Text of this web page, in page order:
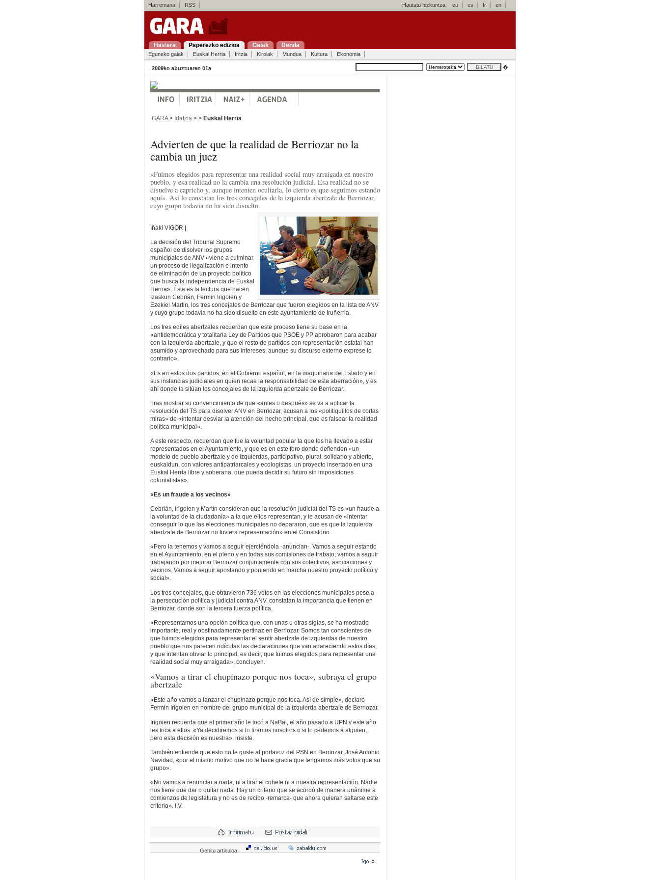
Harremana RSS Hautatu hizkuntza: eu es fr en
Hasiera Paperezko edizioa Gaiak Denda
Eguneko gaiak Euskal Herria Iritzia Kirolak Mundua Kultura Ekonomia
2009ko abuztuaren 01a �
GARA> Idatzia > > Euskal Herria
Advierten de que la realidad de Berriozar no la
cambia un juez
«Fuimos elegidos para representar una realidad social muy arraigada en nuestro
pueblo, y esa realidad no la cambia una resolución judicial. Esa realidad no se
disuelve a capricho y, aunque intenten ocultarla, lo cierto es que seguimos estando
aquí». Así lo constatan los tres concejales de la izquierda abertzale de Berriozar,
cuyo grupo todavía no ha sido disuelto.
Iñaki VIGOR |
La decisión del Tribunal Supremo
español de disolver los grupos
municipales de ANV «viene a culminar
un proceso de ilegalización e intento
de eliminación de un proyecto político
que busca la independencia de Euskal
Herria». Ésta es la lectura que hacen
Izaskun Cebrián, Fermin Irigoien y
Ezekiel Martin, los tres concejales de Berriozar que fueron elegidos en la lista de ANV
y cuyo grupo todavía no ha sido disuelto en este ayuntamiento de Iruñerria.
Los tres ediles abertzales recuerdan que este proceso tiene su base en la
«antidemocrática y totalitaria Ley de Partidos que PSOE y PP aprobaron para acabar
con la izquierda abertzale, y que el resto de partidos con representación estatal han
asumido y aprovechado para sus intereses, aunque su discurso externo exprese lo
contrario».
«Es en estos dos partidos, en el Gobierno español, en la maquinaria del Estado y en
sus instancias judiciales en quien recae la responsabilidad de esta aberración», y es
ahí donde la sitúan los concejales de la izquierda abertzale de Berriozar.
Tras mostrar su convencimiento de que «antes o después» se va a aplicar la
resolución del TS para disolver ANV en Berriozar, acusan a los «politiquillos de cortas
miras» de «intentar desviar la atención del hecho principal, que es falsear la realidad
política municipal».
A este respecto, recuerdan que fue la voluntad popular la que les ha llevado a estar
representados en el Ayuntamiento, y que es en este foro donde defienden «un
modelo de pueblo abertzale y de izquierdas, participativo, plural, solidario y abierto,
euskaldun, con valores antipatriarcales y ecologistas, un proyecto insertado en una
Euskal Herria libre y soberana, que pueda decidir su futuro sin imposiciones
colonialistas».
«Es un fraude a los vecinos»
Cebrián, Irigoien y Martin consideran que la resolución judicial del TS es «un fraude a
la voluntad de la ciudadanía» a la que ellos representan, y le acusan de «intentar
conseguir lo que las elecciones municipales no depararon, que es que la izquierda
abertzale de Berriozar no tuviera representación» en el Consistorio.
«Pero la tenemos y vamos a seguir ejerciéndola -anuncian-. Vamos a seguir estando
en el Ayuntamiento, en el pleno y en todas sus comisiones de trabajo; vamos a seguir
trabajando por mejorar Berriozar conjuntamente con sus colectivos, asociaciones y
vecinos. Vamos a seguir apostando y poniendo en marcha nuestro proyecto político y
social».
Los tres concejales, que obtuvieron 736 votos en las elecciones municipales pese a
la persecución política y judicial contra ANV, constatan la importancia que tienen en
Berriozar, donde son la tercera fuerza política.
«Representamos una opción política que, con unas u otras siglas, se ha mostrado
importante, real y obstinadamente pertinaz en Berriozar. Somos tan conscientes de
que fuimos elegidos para representar el sentir abertzale de izquierdas de nuestro
pueblo que nos parecen ridículas las declaraciones que van apareciendo estos días,
y que intentan obviar lo principal, es decir, que fuimos elegidos para representar una
realidad social muy arraigada», concluyen.
«Vamos a tirar el chupinazo porque nos toca», subraya el grupo
abertzale
«Este año vamos a lanzar el chupinazo porque nos toca. Así de simple», declaró
Fermin Irigoien en nombre del grupo municipal de la izquierda abertzale de Berriozar.
Irigoien recuerda que el primer año le tocó a NaBai, el año pasado a UPN y este año
les toca a ellos. «Ya decidiremos si lo tiramos nosotros o si lo cedemos a alguien,
pero esta decisión es nuestra», insiste.
También entiende que esto no le guste al portavoz del PSN en Berriozar, José Antonio
Navidad, «por el mismo motivo que no le hace gracia que tengamos más votos que su
grupo».
«No vamos a renunciar a nada, ni a tirar el cohete ni a nuestra representación. Nadie
nos tiene que dar o quitar nada. Hay un criterio que se acordó de manera unánime a
comienzos de legislatura y no es de recibo -remarca- que ahora quieran saltarse este
criterio». I.V.
Gehitu artikuloa: